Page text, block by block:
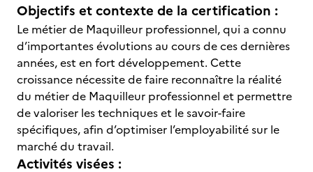
Objectifs et contexte de la certification :
Le métier de Maquilleur professionnel, qui a connu
d’importantes évolutions au cours de ces dernières
années, est en fort développement. Cette
croissance nécessite de faire reconnaître la réalité
du métier de Maquilleur professionnel et permettre
de valoriser les techniques et le savoir-faire
spécifiques, afin d’optimiser l’employabilité sur le
marché du travail.
Activités visées :